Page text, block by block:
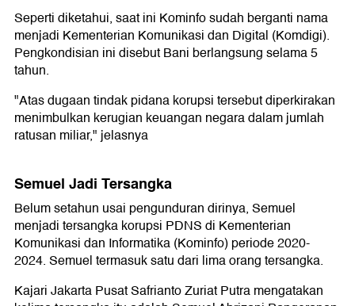
Seperti diketahui, saat ini Kominfo sudah berganti nama
menjadi Kementerian Komunikasi dan Digital (Komdigi).
Pengkondisian ini disebut Bani berlangsung selama 5
tahun.
"Atas dugaan tindak pidana korupsi tersebut diperkirakan
menimbulkan kerugian keuangan negara dalam jumlah
ratusan miliar," jelasnya
Semuel Jadi Tersangka
Belum setahun usai pengunduran dirinya, Semuel
menjadi tersangka korupsi PDNS di Kementerian
Komunikasi dan Informatika (Kominfo) periode 2020-
2024. Semuel termasuk satu dari lima orang tersangka.
Kajari Jakarta Pusat Safrianto Zuriat Putra mengatakan